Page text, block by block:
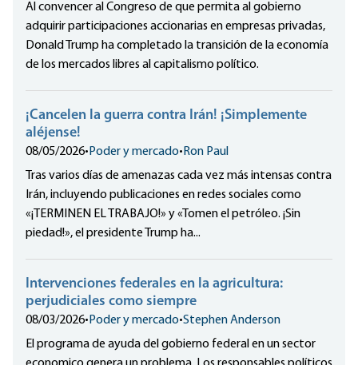
Al convencer al Congreso de que permita al gobierno
adquirir participaciones accionarias en empresas privadas,
Donald Trump ha completado la transición de la economía
de los mercados libres al capitalismo político.
¡Cancelen la guerra contra Irán! ¡Simplemente
aléjense!
08/05/2026• Poder y mercado• Ron Paul
Tras varios días de amenazas cada vez más intensas contra
Irán, incluyendo publicaciones en redes sociales como
«¡TERMINEN EL TRABAJO!» y «Tomen el petróleo. ¡Sin
piedad!», el presidente Trump ha...
Intervenciones federales en la agricultura:
perjudiciales como siempre
08/03/2026• Poder y mercado•Stephen Anderson
El programa de ayuda del gobierno federal en un sector